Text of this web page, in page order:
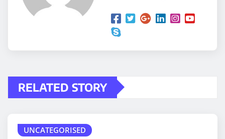
RELATED STORY
UNCATEGORISED